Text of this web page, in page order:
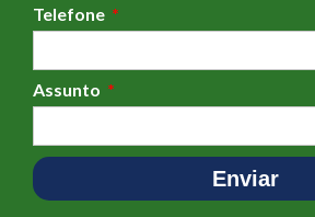
Telefone
Assunto
Enviar